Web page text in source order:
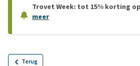
Trovet Week: tot 15% korting
meer
Terug